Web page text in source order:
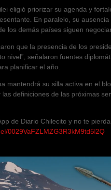
eligió priorizar su agenda y
En paralelo, su
los demás países siguen
que la presencia de los
nivel”, señalaron fuentes
planificar el año.
mantendrá su silla activa en el
definiciones de las próximas
de Diario Chilecito y no te
0029VaFZLMZG3R3kM9td5l2Q